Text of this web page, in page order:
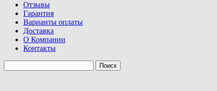
Отзывы
Гарантия
Варианты оплаты
Доставка
О Компании
Контакты